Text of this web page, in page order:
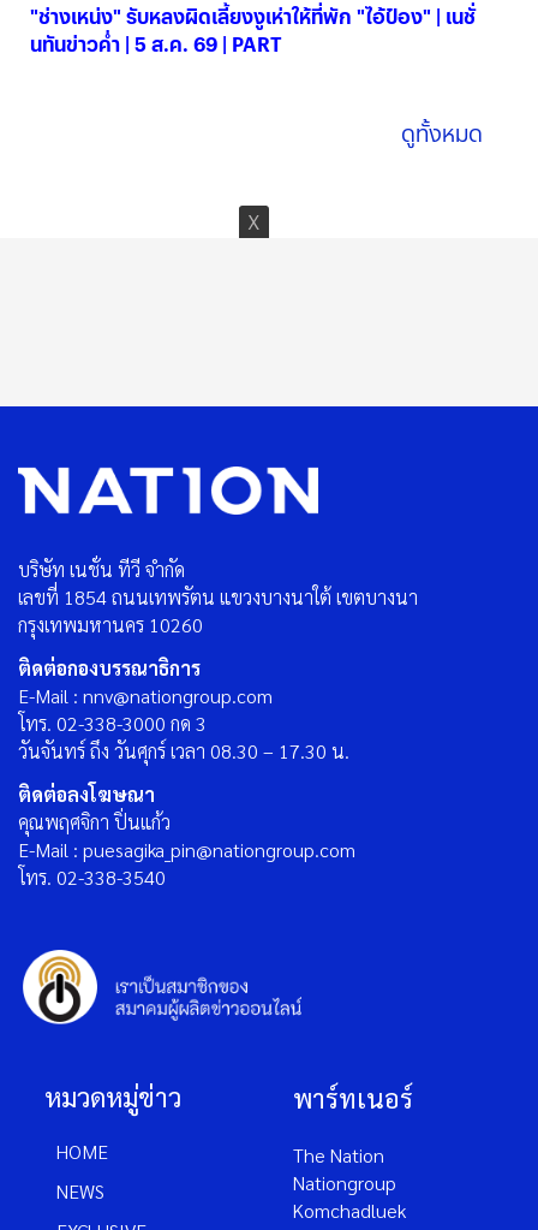
"ช่างเหน่ง" รับหลงผิดเลี้ยงงูเห่าให้ที่พัก "ไอ้ป๋อง" | เนชั่
นทันข่าวค่ำ | 5 ส.ค. 69 | PART
ดูทั้งหมด
บริษัท เนชั่น ทีวี จำกัด
เลขที่ 1854 ถนนเทพรัตน แขวงบางนาใต้ เขตบางนา
กรุงเทพมหานคร 10260
ติดต่อกองบรรณาธิการ
E-Mail : nnv@nationgroup.com
โทร. 02-338-3000 กด 3
วันจันทร์ ถึง วันศุกร์ เวลา 08.30 – 17.30 น.
ติดต่อลงโฆษณา
คุณพฤศจิกา ปิ่นแก้ว
E-Mail : puesagika_pin@nationgroup.com
โทร. 02-338-3540
หมวดหมู่ข่าว
HOME
NEWS
พาร์ทเนอร์
The Nation
Nationgroup
Komchadluek